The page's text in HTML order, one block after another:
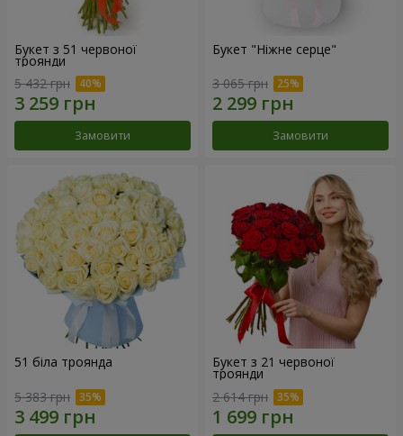
Букет з 51 червоної
троянди
5 432 грн
Замовити
Букет "Ніжне серце"
3 065 грн
Замовити
51 біла троянда
5 383 грн
Букет з 21 червоної
троянди
2 614 грн